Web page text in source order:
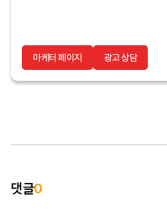
마케터 페이지 광고 상담
댓글0